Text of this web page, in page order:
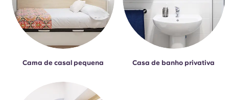
Cama de casal pequena Casa de banho privativa